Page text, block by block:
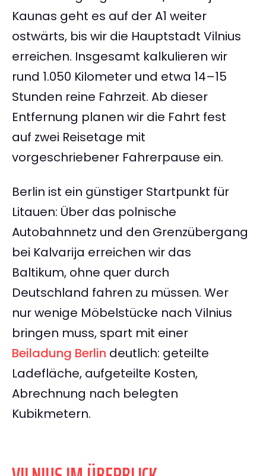
Kaunas geht es auf der A1 weiter
ostwärts, bis wir die Hauptstadt Vilnius
erreichen. Insgesamt kalkulieren wir
rund 1.050 Kilometer und etwa 14–15
Stunden reine Fahrzeit. Ab dieser
Entfernung planen wir die Fahrt fest
auf zwei Reisetage mit
vorgeschriebener Fahrerpause ein.
Berlin ist ein günstiger Startpunkt für
Litauen: Über das polnische
Autobahnnetz und den Grenzübergang
bei Kalvarija erreichen wir das
Baltikum, ohne quer durch
Deutschland fahren zu müssen. Wer
nur wenige Möbelstücke nach Vilnius
bringen muss, spart mit einer
Beiladung Berlin deutlich: geteilte
Ladefläche, aufgeteilte Kosten,
Abrechnung nach belegten
Kubikmetern.